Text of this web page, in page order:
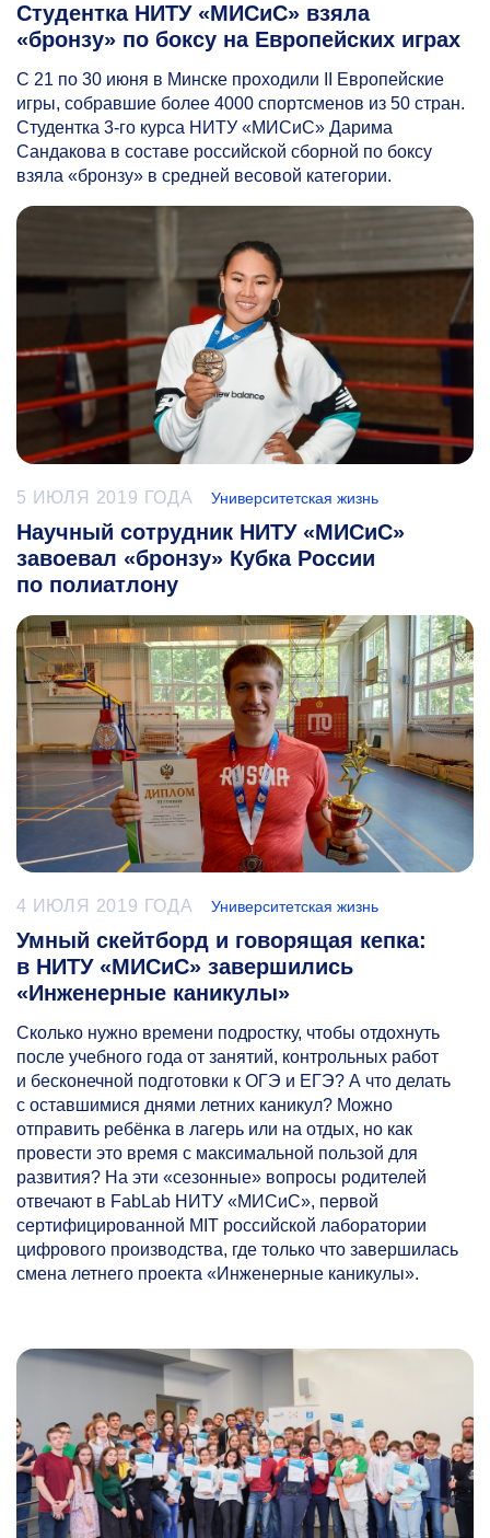
Студентка НИТУ «МИСиС» взяла
«бронзу» по боксу на Европейских играх
С 21 по 30 июня в Минске проходили II Европейские
игры, собравшие более 4000 спортсменов из 50 стран.
Студентка 3-го курса НИТУ «МИСиС» Дарима
Сандакова в составе российской сборной по боксу
взяла «бронзу» в средней весовой категории.
5 ИЮЛЯ 2019 ГОДА Университетская жизнь
Научный сотрудник НИТУ «МИСиС»
завоевал «бронзу» Кубка России
по полиатлону
4 ИЮЛЯ 2019 ГОДА Университетская жизнь
Умный скейтборд и говорящая кепка:
в НИТУ «МИСиС» завершились
«Инженерные каникулы»
Сколько нужно времени подростку, чтобы отдохнуть
после учебного года от занятий, контрольных работ
и бесконечной подготовки к ОГЭ и ЕГЭ? А что делать
с оставшимися днями летних каникул? Можно
отправить ребёнка в лагерь или на отдых, но как
провести это время с максимальной пользой для
развития? На эти «сезонные» вопросы родителей
отвечают в FabLab НИТУ «МИСиС», первой
сертифицированной MIT российской лаборатории
цифрового производства, где только что завершилась
смена летнего проекта «Инженерные каникулы».